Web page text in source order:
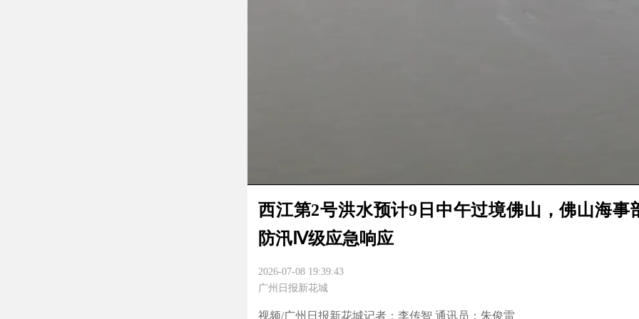
西江第2号洪水预计9日中午过境佛山，佛山海事
防汛Ⅳ级应急响应
2026-07-08 19:39:43
广州日报新花城
视频/广州日报新花城记者：李传智 通讯员：朱俊雷